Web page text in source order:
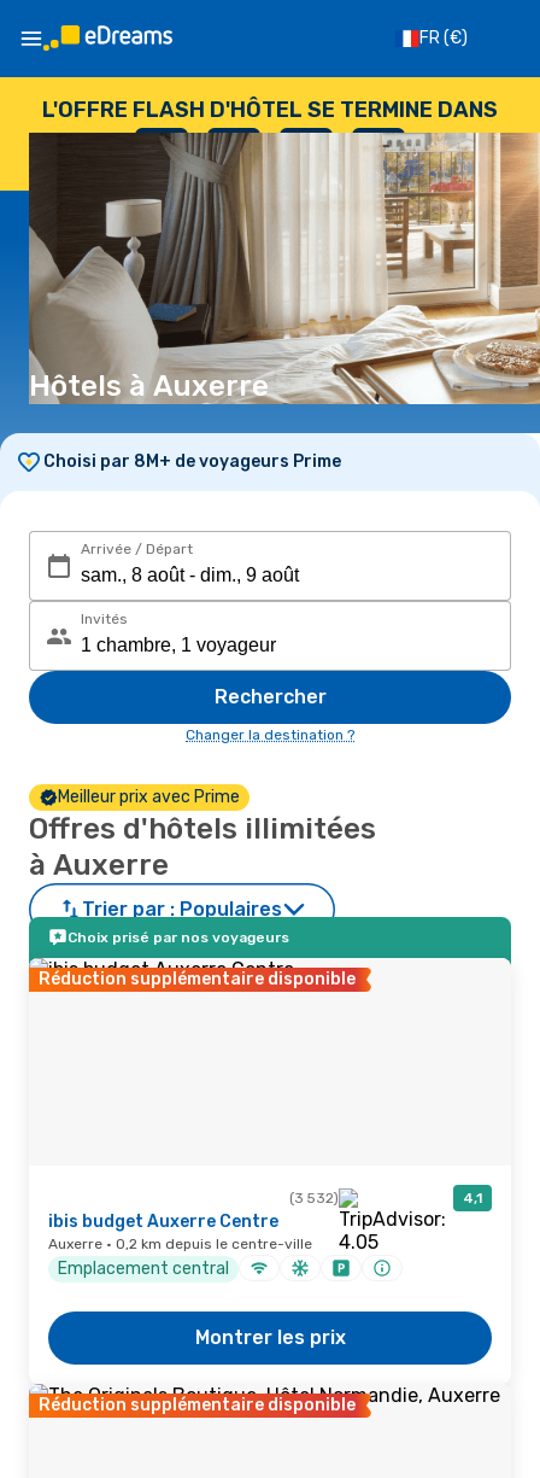
FR(€)
L'OFFRE FLASH D'HÔTEL SE TERMINE DANS
--
JOURS
: --
HEURES
: --
SECONDES
Hôtels à Auxerre
Choisi par 8M+ de voyageurs Prime
Arrivée / Départ
Invités
Rechercher
Changer la destination ?
Meilleur prix avec Prime
Offres d'hôtels illimitées
à Auxerre
Trier par : Populaires
Choix prisé par nos voyageurs
Réduction supplémentaire disponible
(3 532) 4,1
ibis budget Auxerre Centre
Auxerre · 0,2 km depuis le centre-ville
Emplacement central
Montrer les prix
Réduction supplémentaire disponible